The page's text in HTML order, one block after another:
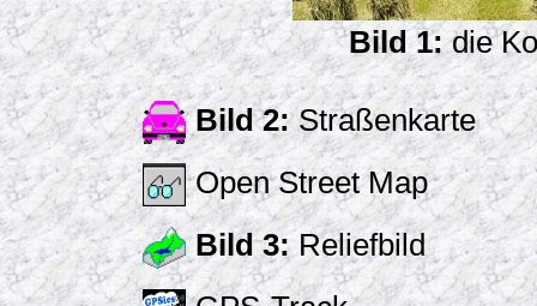
Bild 1: die
Bild 2:Straßenkarte
Open Street Map
Bild 3:Reliefbild